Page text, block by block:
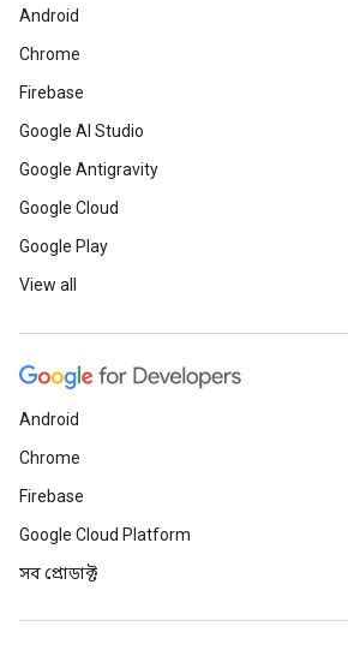
Android
Chrome
Firebase
Google AI Studio
Google Antigravity
Google Cloud
Google Play
View all
Android
Chrome
Firebase
Google Cloud Platform
সব প্রোডাক্ট